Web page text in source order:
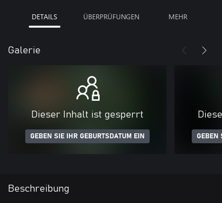
DETAILS ÜBERPRÜFUNGEN MEHR
Galerie
Dieser Inhalt ist gesperrt
GEBEN SIE IHR GEBURTSDATUM EIN GEBEN
Beschreibung